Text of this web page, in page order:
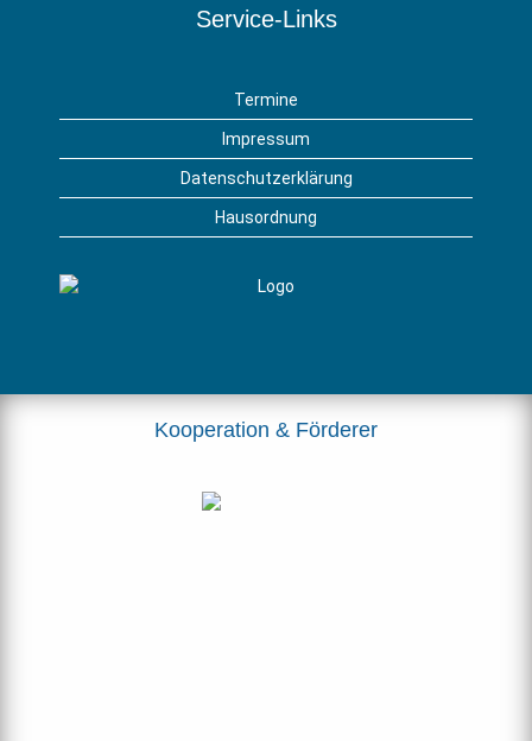
Service-Links
Termine
Impressum
Datenschutzerklärung
Hausordnung
Kooperation & Förderer